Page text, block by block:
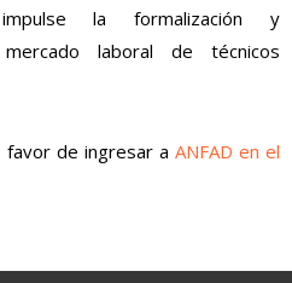
la formalización y
laboral de técnicos
favor de ingresar a ANFAD en el